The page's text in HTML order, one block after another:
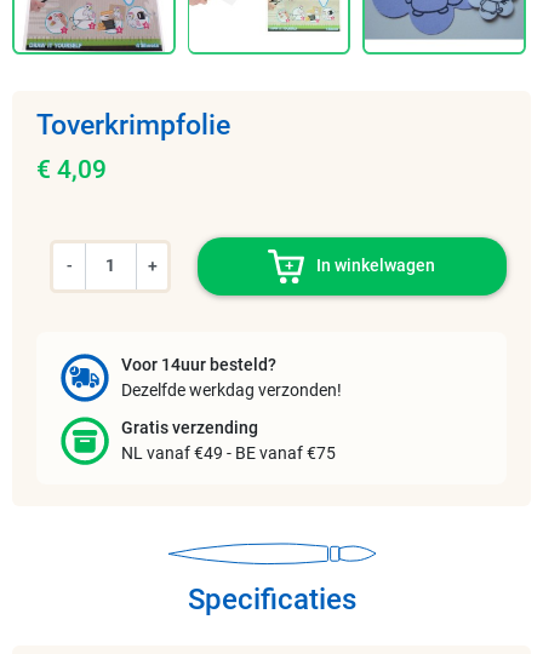
Toverkrimpfolie
€ 4,09
- + In winkelwagen
Voor 14uur besteld?
Dezelfde werkdag verzonden!
Gratis verzending
NL vanaf €49 - BE vanaf €75
Specificaties